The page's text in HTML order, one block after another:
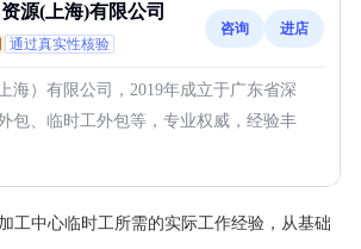
源(上海)有限公司
通过真实性核验
咨询 进店
海）有限公司，2019年成立于广东省深
包、临时工外包等，专业权威，经验丰
工中心临时工所需的实际工作经验，从基础